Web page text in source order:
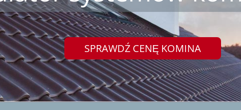
SPRAWDŹ CENĘ KOMINA